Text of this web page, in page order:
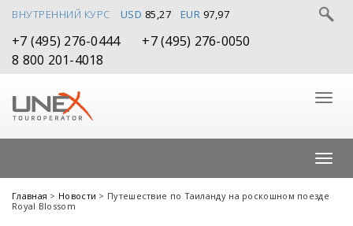
ВНУТРЕННИЙ КУРС USD 85,27 EUR 97,97
+7 (495) 276-0444
+7 (495) 276-0050
8 800 201-4018
Главная > Новости > Путешествие по Таиланду на роскошном поезде
Royal Blossom